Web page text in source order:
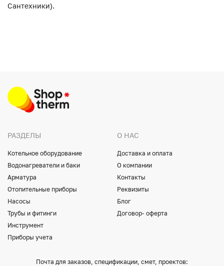
Сантехники).
РАЗДЕЛЫ
Котельное оборудование
Водонагреватели и баки
Арматура
Отопительные приборы
Насосы
Трубы и фитинги
Инструмент
Приборы учета
О НАС
Доставка и оплата
О компании
Контакты
Реквизиты
Блог
Договор- оферта
Почта для заказов, спецификации, смет, проектов: